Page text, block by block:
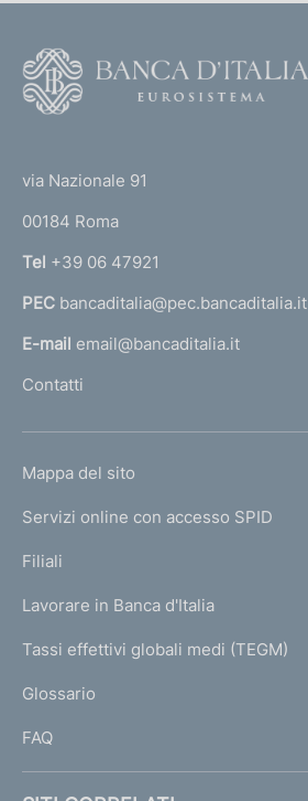
r
n
a
l
'
m
e
a
g
via Nazionale 91
00184 Roma
Tel +39 06 47921
PEC bancaditalia@pec.bancaditalia.it
E-mail email@bancaditalia.it
Contatti
L
N
K
T
I
I
Mappa del sito
Servizi online con accesso SPID
Filiali
Lavorare in Banca d'Italia
Tassi effettivi globali medi (TEGM)
Glossario
FAQ